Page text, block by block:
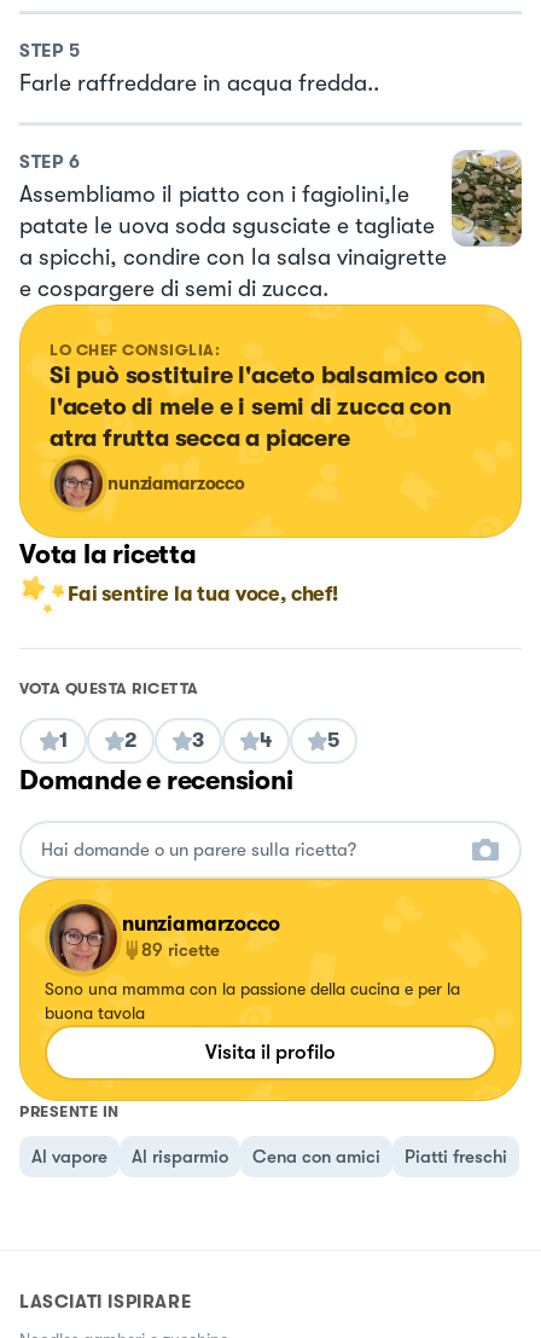
STEP 5
Farle raffreddare in acqua fredda..
STEP 6
Assembliamo il piatto con i fagiolini,le
patate le uova soda sgusciate e tagliate
a spicchi, condire con la salsa vinaigrette
e cospargere di semi di zucca.
LO CHEF CONSIGLIA:
Si può sostituire l'aceto balsamico con
l'aceto di mele e i semi di zucca con
atra frutta secca a piacere
nunziamarzocco
Vota la ricetta
Fai sentire la tua voce, chef!
VOTA QUESTA RICETTA
1 2 3 4 5
Domande e recensioni
nunziamarzocco
89 ricette
Sono una mamma con la passione della cucina e per la
buona tavola
Visita il profilo
PRESENTE IN
Al vapore Al risparmio Cena con amici Piatti freschi
LASCIATI ISPIRARE